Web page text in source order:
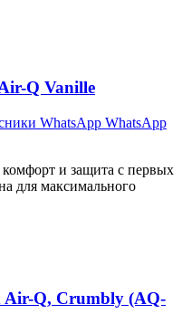
Q Vanille
WhatsApp WhatsApp
и защита с первых
для максимального
Air-Q, Crumbly (AQ-